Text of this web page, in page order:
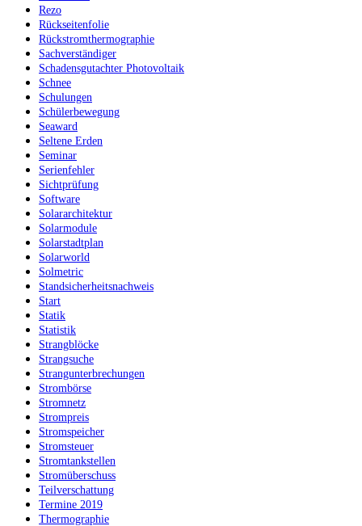
Rezo
Rückseitenfolie
Rückstromthermographie
Sachverständiger
Schadensgutachter Photovoltaik
Schnee
Schulungen
Schülerbewegung
Seaward
Seltene Erden
Seminar
Serienfehler
Sichtprüfung
Software
Solararchitektur
Solarmodule
Solarstadtplan
Solarworld
Solmetric
Standsicherheitsnachweis
Start
Statik
Statistik
Strangblöcke
Strangsuche
Strangunterbrechungen
Strombörse
Stromnetz
Strompreis
Stromspeicher
Stromsteuer
Stromtankstellen
Stromüberschuss
Teilverschattung
Termine 2019
Thermographie